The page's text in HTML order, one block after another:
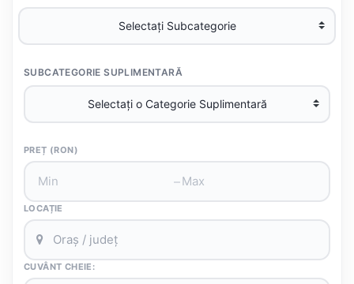
SUBCATEGORIE SUPLIMENTARĂ
PREȚ (RON)
–
LOCAȚIE
CUVÂNT CHEIE: